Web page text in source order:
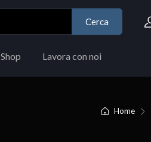
Cerca
Shop Lavora con noi
Home